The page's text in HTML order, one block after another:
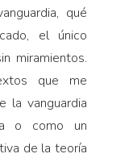
qué
el único
miramientos.
que me
la vanguardia
o como un
de la teoría